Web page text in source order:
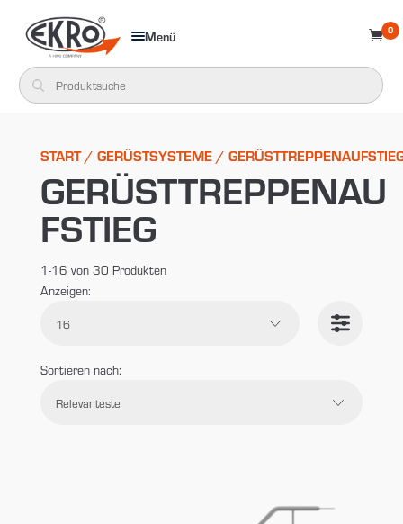
Menü  0
START/ GERÜSTSYSTEME/
GERÜSTTREPPENAU
FSTIEG
1-16 von 30 Produkten
Sortieren nach:
Anzeigen: